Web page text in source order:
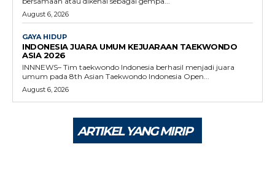
August 6, 2026
GAYA HIDUP
INDONESIA JUARA UMUM KEJUARAAN TAEKWONDO
ASIA 2026
INNNEWS– Tim taekwondo Indonesia berhasil menjadi juara
umum pada 8th Asian Taekwondo Indonesia Open...
August 6, 2026
ARTIKEL YANG MIRIP